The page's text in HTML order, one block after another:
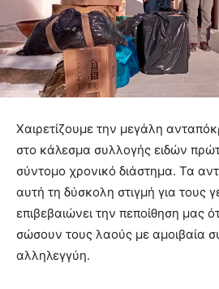
Χαιρετίζουμε την μεγάλη
στο κάλεσμα συλλογής ειδών
σύντομο χρονικό διάστημα. Τα
αυτή τη δύσκολη στιγμή για τους
επιβεβαιώνει την πεποίθηση μας
σώσουν τους λαούς με αμοιβαία
αλληλεγγύη.